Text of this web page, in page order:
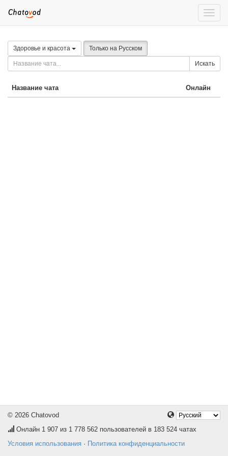
Toggle
Здоровье и красота Только на Русском
Искать
Название чата Онлайн
© 2026 Chatovod
Онлайн 1 907 из 1 778 562 пользователей в 183 524 чатах
Условия использования · Политика конфиденциальности